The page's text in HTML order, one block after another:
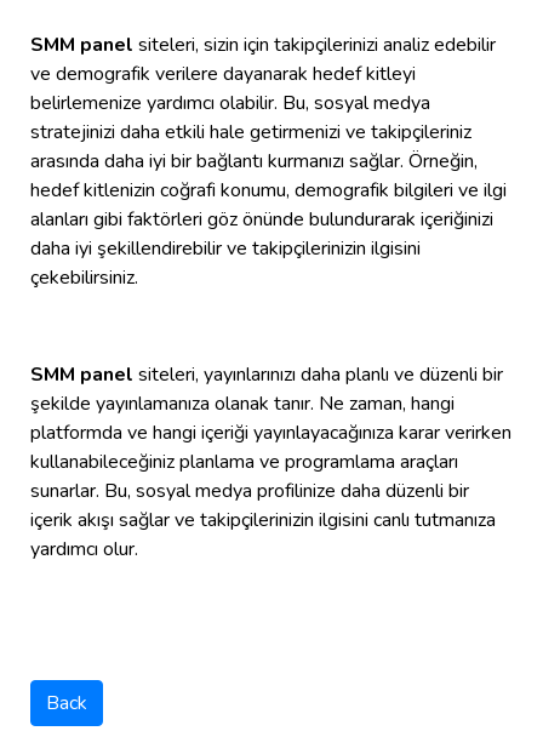
SMM panel siteleri, sizin için takipçilerinizi analiz edebilir
ve demografik verilere dayanarak hedef kitleyi
belirlemenize yardımcı olabilir. Bu, sosyal medya
stratejinizi daha etkili hale getirmenizi ve takipçileriniz
arasında daha iyi bir bağlantı kurmanızı sağlar. Örneğin,
hedef kitlenizin coğrafi konumu, demografik bilgileri ve ilgi
alanları gibi faktörleri göz önünde bulundurarak içeriğinizi
daha iyi şekillendirebilir ve takipçilerinizin ilgisini
çekebilirsiniz.
SMM panel siteleri, yayınlarınızı daha planlı ve düzenli bir
şekilde yayınlamanıza olanak tanır. Ne zaman, hangi
platformda ve hangi içeriği yayınlayacağınıza karar verirken
kullanabileceğiniz planlama ve programlama araçları
sunarlar. Bu, sosyal medya profilinize daha düzenli bir
içerik akışı sağlar ve takipçilerinizin ilgisini canlı tutmanıza
yardımcı olur.
Back